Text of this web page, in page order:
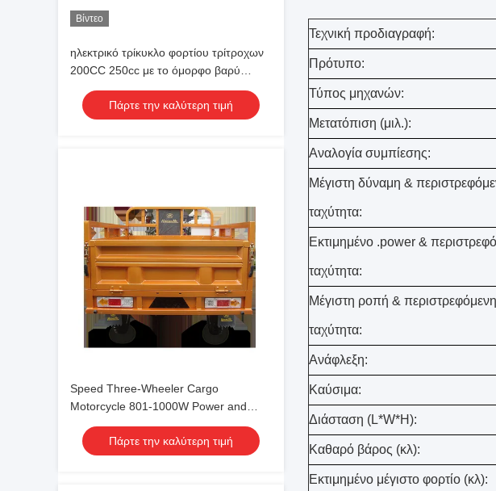
Βίντεο
ηλεκτρικό τρίκυκλο φορτίου τρίτροχων
200CC 250cc με το όμορφο βαρύ
δίκρανο
Πάρτε την καλύτερη τιμή
Speed Three-Wheeler Cargo
Motorcycle 801-1000W Power and
Maximum Speed of 60km for Transport
Needs
Πάρτε την καλύτερη τιμή
Τεχνική προδιαγραφή:
Πρότυπο:
Τύπος μηχανών:
Μετατόπιση (μιλ.):
Αναλογία συμπίεσης:
Μέγιστη δύναμη &
ταχύτητα:
Εκτιμημένο .power &
ταχύτητα:
Μέγιστη ροπή & περιστρεφόμενη
ταχύτητα:
Ανάφλεξη:
Καύσιμα:
Διάσταση (L*W*H):
Καθαρό βάρος (κλ):
Εκτιμημένο μέγιστο φορτίο (κλ):